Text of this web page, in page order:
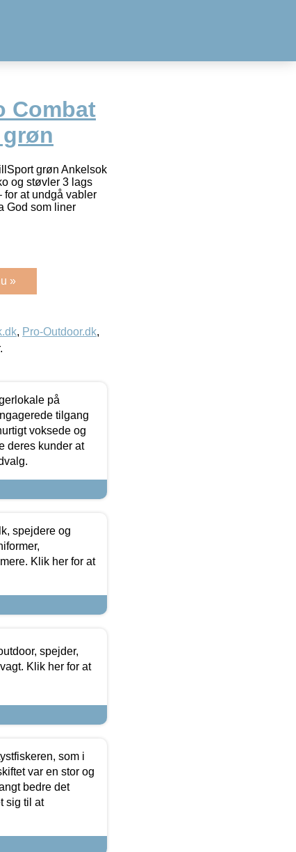
Combat
grøn Ankelsok
og støvler 3 lags
at undgå vabler
God som liner
»
, Pro-Outdoor.dk,
på
tilgang
voksede og
deres kunder at
spejdere og
Klik her for at
spejder,
Klik her for at
som i
var en stor og
bedre det
sig til at